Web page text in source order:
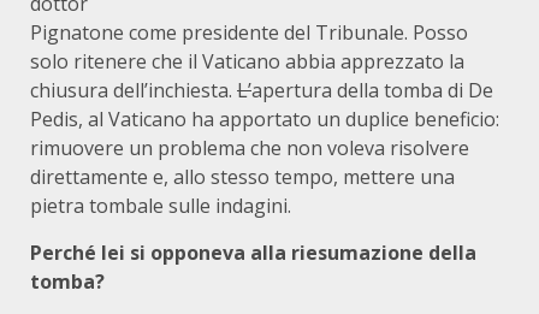
Pignatone come presidente del Tribunale. Posso
solo ritenere che il Vaticano abbia apprezzato la
chiusura dell’inchiesta. L’apertura della tomba di De
Pedis, al Vaticano ha apportato un duplice beneficio:
rimuovere un problema che non voleva risolvere
direttamente e, allo stesso tempo, mettere una
pietra tombale sulle indagini.
Perché lei si opponeva alla riesumazione della
tomba?